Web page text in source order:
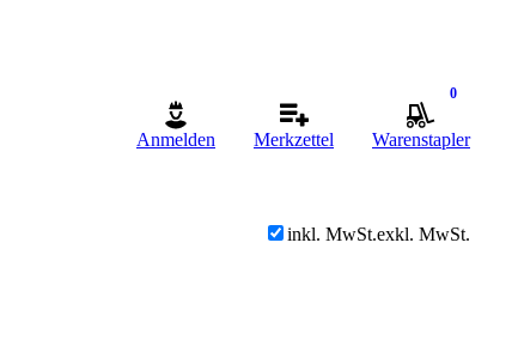
Anmelden Merkzettel
0
Warenstapler
inkl. MwSt.exkl. MwSt.